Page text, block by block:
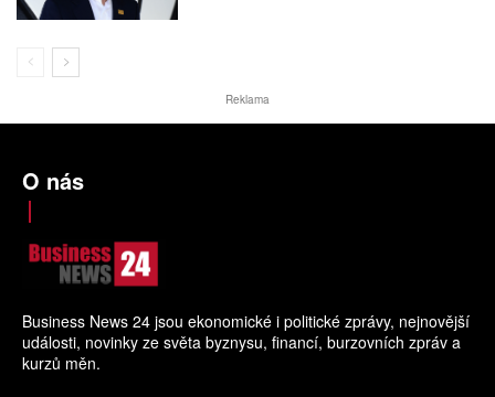
Reklama
O nás
Business News 24 jsou ekonomické i politické zprávy, nejnovější
události, novinky ze světa byznysu, financí, burzovních zpráv a
kurzů měn.